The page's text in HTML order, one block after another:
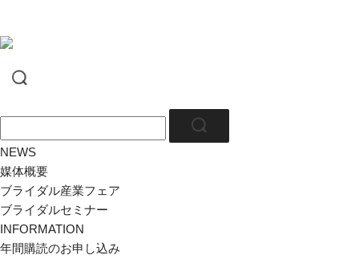
NEWS
媒体概要
ブライダル産業フェア
ブライダルセミナー
INFORMATION
年間購読のお申し込み